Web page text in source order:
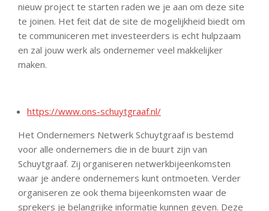
nieuw project te starten raden we je aan om deze site
te joinen. Het feit dat de site de mogelijkheid biedt om
te communiceren met investeerders is echt hulpzaam
en zal jouw werk als ondernemer veel makkelijker
maken.
https://www.ons-schuytgraaf.nl/
Het Ondernemers Netwerk Schuytgraaf is bestemd
voor alle ondernemers die in de buurt zijn van
Schuytgraaf. Zij organiseren netwerkbijeenkomsten
waar je andere ondernemers kunt ontmoeten. Verder
organiseren ze ook thema bijeenkomsten waar de
sprekers je belangrijke informatie kunnen geven. Deze